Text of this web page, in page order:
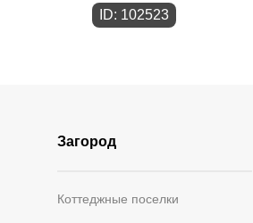
ID: 102523
Загород
Коттеджные поселки